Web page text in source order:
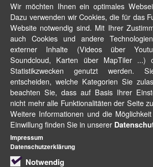
Wir möchten Ihnen ein optimales
Dazu verwenden wir Cookies, die für das
Website notwendig sind. Mit Ihrer
auch Cookies und andere
externer Inhalte (Videos über
Soundcloud, Karten über MapTiler ...)
Statistikzwecken genutzt werden.
entscheiden, welche Kategorien Sie
beachten Sie, dass auf Basis Ihrer
nicht mehr alle Funktionalitäten der Seite
Weitere Informationen und die
Einwillung finden Sie in unserer
Notwendig
Impressum
Datenschutzerklärung